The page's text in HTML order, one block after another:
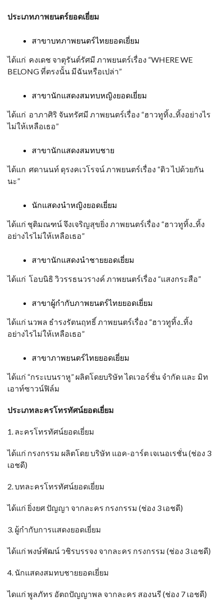
ประเภทภาพยนตร์ยอดเยี่ยม
สาขาบทภาพยนตร์ไทยยอดเยี่ยม
ได้แก่ คงเดช จาตุรันต์รัศมี ภาพยนตร์เรื่อง “WHERE WE
BELONG ที่ตรงนั้น มีฉันหรือเปล่า”
สาขานักแสดงสมทบหญิงยอดเยี่ยม
ได้แก่ อาภาศิริ จันทรัศมี ภาพยนตร์เรื่อง “ฮาวทูทิ้ง..ทิ้งอย่างไร
ไม่ให้เหลือเธอ”
สาขานักแสดงสมทบชาย
ได้แก ศดานนท์ ดุรงคเวโรจน์ ภาพยนตร์เรื่อง “ดิว ไปด้วยกัน
นะ”
นักแสดงนำหญิงยอดเยี่ยม
ได้แก่ ชุติมณฑน์ จึงเจริญสุขยิ่ง ภาพยนตร์เรื่อง “ฮาวทูทิ้ง..ทิ้ง
อย่างไรไม่ให้เหลือเธอ”
สาขานักแสดงนำชายยอดเยี่ยม
ได้แก่ โอบนิธิ วิวรรธนวรางค์ ภาพยนตร์เรื่อง “แสงกระสือ”
สาขาผู้กำกับภาพยนตร์ไทยยอดเยี่ยม
ได้แก่ นวพล ธำรงรัตนฤทธิ์ ภาพยนตร์เรื่อง “ฮาวทูทิ้ง..ทิ้ง
อย่างไรไม่ให้เหลือเธอ”
สาขาภาพยนตร์ไทยยอดเยี่ยม
ได้แก่ “กระเบนราหู” ผลิตโดยบริษัท ไดเวอร์ชั่น จำกัด และ มิท
เอาท์ซาวน์ฟิล์ม
ประเภทละครโทรทัศน์ยอดเยี่ยม
1. ละครโทรทัศน์ยอดเยี่ยม
ได้แก่ กรงกรรม ผลิตโดย บริษัท แอค-อาร์ต เจเนอเรชั่น (ช่อง 3
เอชดี)
2. บทละครโทรทัศน์ยอดเยี่ยม
ได้แก่ ยิ่งยศ ปัญญา จากละคร กรงกรรม (ช่อง 3 เอชดี)
3. ผู้กำกับการแสดงยอดเยี่ยม
ได้แก่ พงษ์พัฒน์ วชิรบรรจง จากละคร กรงกรรม (ช่อง 3 เอชดี)
4. นักแสดงสมทบชายยอดเยี่ยม
ไดแก่ พูลภัทร อัตถปัญญาพล จากละคร สองนรี (ช่อง 7 เอชดี)